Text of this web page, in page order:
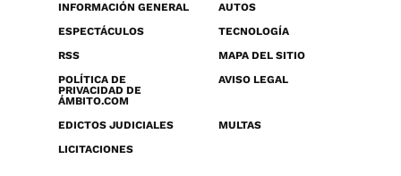
INFORMACIÓN GENERAL
AUTOS
ESPECTÁCULOS
TECNOLOGÍA
RSS
MAPA DEL SITIO
POLÍTICA DE
PRIVACIDAD DE
ÁMBITO.COM
AVISO LEGAL
EDICTOS JUDICIALES
MULTAS
LICITACIONES